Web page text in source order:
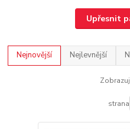
Upřesnit
Nejnovější Nejlevnější
strana